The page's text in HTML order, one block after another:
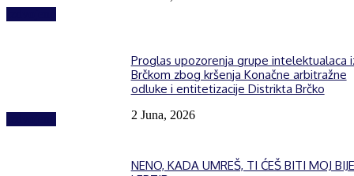
Proglas upozorenja grupe intelektualaca
Brčkom zbog kršenja Konačne arbitražne
odluke i entitetizacije Distrikta Brčko
2 Juna, 2026
NENO, KADA UMREŠ, TI ĆEŠ BITI MOJ